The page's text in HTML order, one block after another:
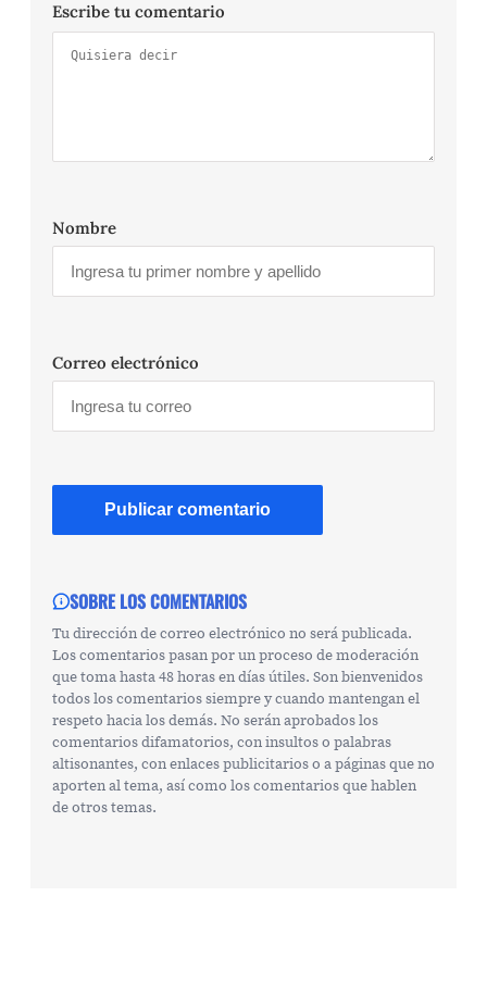
Escribe tu comentario
Nombre
Correo electrónico
SOBRE LOS COMENTARIOS
Tu dirección de correo electrónico no será publicada.
Los comentarios pasan por un proceso de moderación
que toma hasta 48 horas en días útiles. Son bienvenidos
todos los comentarios siempre y cuando mantengan el
respeto hacia los demás. No serán aprobados los
comentarios difamatorios, con insultos o palabras
altisonantes, con enlaces publicitarios o a páginas que no
aporten al tema, así como los comentarios que hablen
de otros temas.